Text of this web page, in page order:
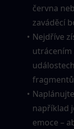
června
zaváděcí
Nejdříve
utrácením
například
emoce –